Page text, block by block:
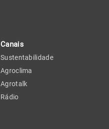
Canais
Sustentabilidade
Agroclima
Agrotalk
Rádio